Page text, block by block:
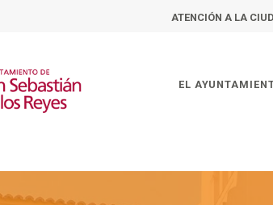
ATENCIÓN A LA
EL